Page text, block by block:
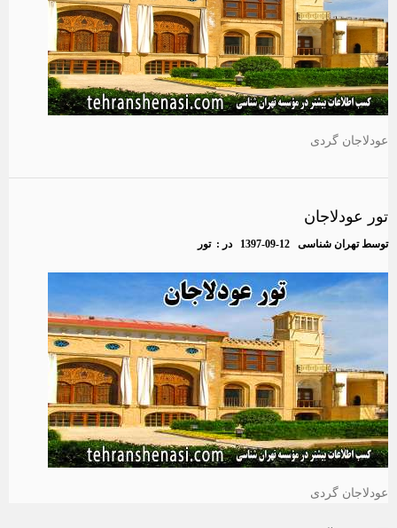
عودلاجان گردی
تور عودلاجان
توسطتهران شناسی 1397-09-12 در :تور
عودلاجان گردی